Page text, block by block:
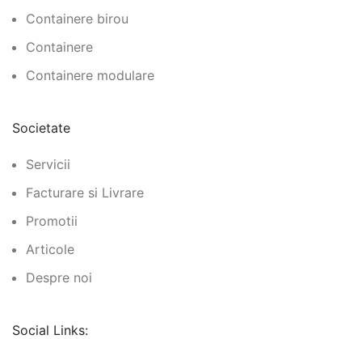
Containere birou
Containere
Containere modulare
Societate
Servicii
Facturare si Livrare
Promotii
Articole
Despre noi
Social Links: